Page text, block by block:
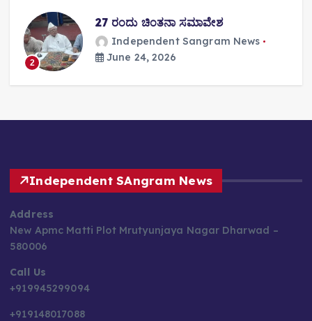
2
27 ರಂದು ಚಿಂತನಾ ಸಮಾವೇಶ
Independent Sangram News
June 24, 2026
Independent SAngram News
Address
New Apmc Matti Plot Mrutyunjaya Nagar Dharwad –
580006
Call Us
+919945299094
+919148017088